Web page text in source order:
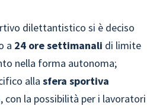
dilettantistico si è deciso
a 24 ore settimanali di limite
nella forma autonoma;
alla sfera sportiva
, con la possibilità per i lavoratori